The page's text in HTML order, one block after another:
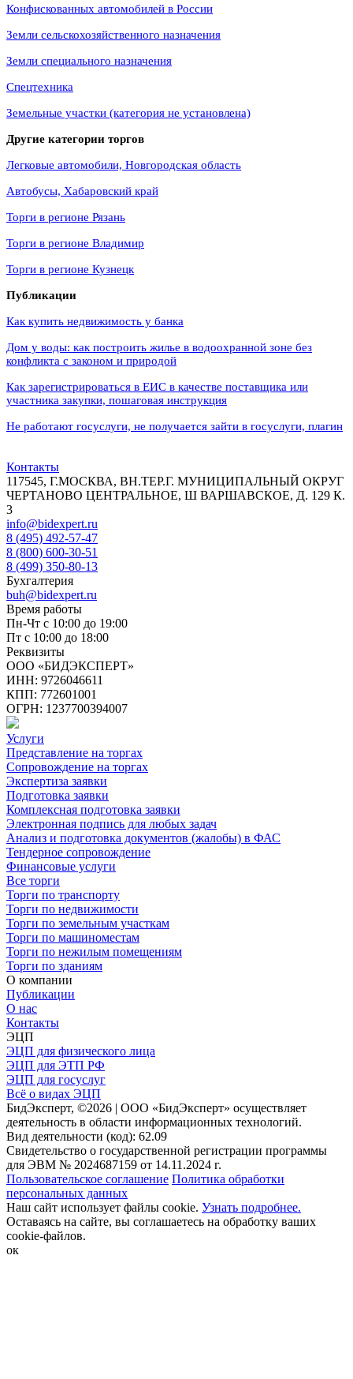
Конфискованных автомобилей в России
Земли сельскохозяйственного назначения
Земли специального назначения
Спецтехника
Земельные участки (категория не установлена)
Другие категории торгов
Легковые автомобили, Новгородская область
Автобусы, Хабаровский край
Торги в регионе Рязань
Торги в регионе Владимир
Торги в регионе Кузнецк
Публикации
Как купить недвижимость у банка
Дом у воды: как построить жилье в водоохранной зоне без
конфликта с законом и природой
Как зарегистрироваться в ЕИС в качестве поставщика или
участника закупки, пошаговая инструкция
Не работают госуслуги, не получается зайти в госуслуги, плагин
Контакты
117545, Г.МОСКВА, ВН.ТЕР.Г. МУНИЦИПАЛЬНЫЙ ОКРУГ
ЧЕРТАНОВО ЦЕНТРАЛЬНОЕ, Ш ВАРШАВСКОЕ, Д. 129 К.
3
info@bidexpert.ru
8 (495) 492-57-47
8 (800) 600-30-51
8 (499) 350-80-13
Бухгалтерия
buh@bidexpert.ru
Время работы
Пн-Чт с 10:00 до 19:00
Пт с 10:00 до 18:00
Реквизиты
ООО «БИДЭКСПЕРТ»
ИНН: 9726046611
КПП: 772601001
ОГРН: 1237700394007
Услуги
Представление на торгах
Сопровождение на торгах
Экспертиза заявки
Подготовка заявки
Комплексная подготовка заявки
Электронная подпись для любых задач
Анализ и подготовка документов (жалобы) в ФАС
Тендерное сопровождение
Финансовые услуги
Все торги
Торги по транспорту
Торги по недвижимости
Торги по земельным участкам
Торги по машиноместам
Торги по нежилым помещениям
Торги по зданиям
О компании
Публикации
О нас
Контакты
ЭЦП
ЭЦП для физического лица
ЭЦП для ЭТП РФ
ЭЦП для госуслуг
Всё о видах ЭЦП
БидЭксперт, ©2026 | ООО «БидЭксперт» осуществляет
деятельность в области информационных технологий.
Вид деятельности (код): 62.09
Свидетельство о государственной регистрации программы
для ЭВМ № 2024687159 от 14.11.2024 г.
Пользовательское соглашение Политика обработки
персональных данных
Наш сайт использует файлы cookie. Узнать подробнее.
Оставаясь на сайте, вы соглашаетесь на обработку ваших
cookie-файлов.
ок